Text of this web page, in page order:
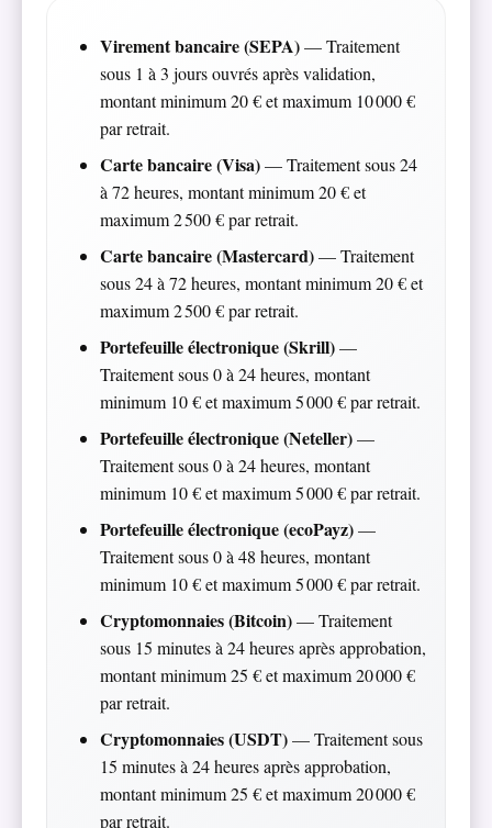
Virement bancaire (SEPA)— Traitement
sous 1 à 3 jours ouvrés après validation,
montant minimum 20 € et maximum 10 000 €
par retrait.
Carte bancaire (Visa)— Traitement sous 24
à 72 heures, montant minimum 20 € et
maximum 2 500 € par retrait.
Carte bancaire (Mastercard)— Traitement
sous 24 à 72 heures, montant minimum 20 € et
maximum 2 500 € par retrait.
Portefeuille électronique (Skrill)—
Traitement sous 0 à 24 heures, montant
minimum 10 € et maximum 5 000 € par retrait.
Portefeuille électronique (Neteller)—
Traitement sous 0 à 24 heures, montant
minimum 10 € et maximum 5 000 € par retrait.
Portefeuille électronique (ecoPayz)—
Traitement sous 0 à 48 heures, montant
minimum 10 € et maximum 5 000 € par retrait.
Cryptomonnaies (Bitcoin)— Traitement
sous 15 minutes à 24 heures après approbation,
montant minimum 25 € et maximum 20 000 €
par retrait.
Cryptomonnaies (USDT)— Traitement sous
15 minutes à 24 heures après approbation,
montant minimum 25 € et maximum 20 000 €
par retrait.